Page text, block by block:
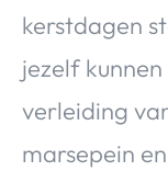
kerstdagen
jezelf
verleiding
marsepein